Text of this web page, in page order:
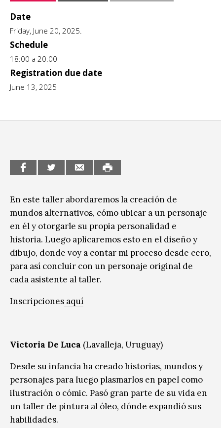
CCE en el interior/libros
Espacio itinerante de lectura infantil
Exposiciones
Formación
Género y Diversidad
Infantil y Juvenil
Sin categoría
Date
Friday, June 20, 2025.
Schedule
18:00 a 20:00
Registration due date
June 13, 2025
En este taller abordaremos la creación de
mundos alternativos, cómo ubicar a un personaje
en él y otorgarle su propia personalidad e
historia. Luego aplicaremos esto en el diseño y
dibujo, donde voy a contar mi proceso desde cero,
para así concluir con un personaje original de
cada asistente al taller.
Inscripciones aquí
Victoria De Luca (Lavalleja, Uruguay)
Desde su infancia ha creado historias, mundos y
personajes para luego plasmarlos en papel como
ilustración o cómic. Pasó gran parte de su vida en
un taller de pintura al óleo, dónde expandió sus
habilidades.